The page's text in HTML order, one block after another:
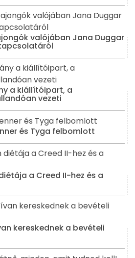
valójában Jana Duggar
a kiállítóipart, a
vezeti
és Tyga felbomlott
a Creed II-hez és a
kereskednek a bevételi